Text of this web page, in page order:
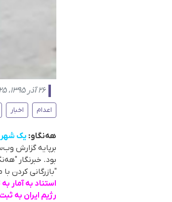
۲۶ آذر ۱۳۹۵، ۲۲:۲۵
اعدام اخبار
هەنگاو: یک
"بازرگانی کردن با
رژیم ایران بە